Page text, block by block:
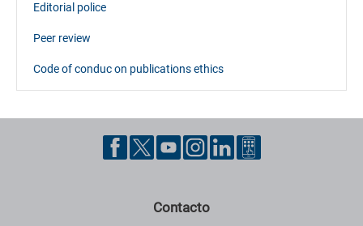
Editorial police
Peer review
Code of conduc on publications ethics
Contacto